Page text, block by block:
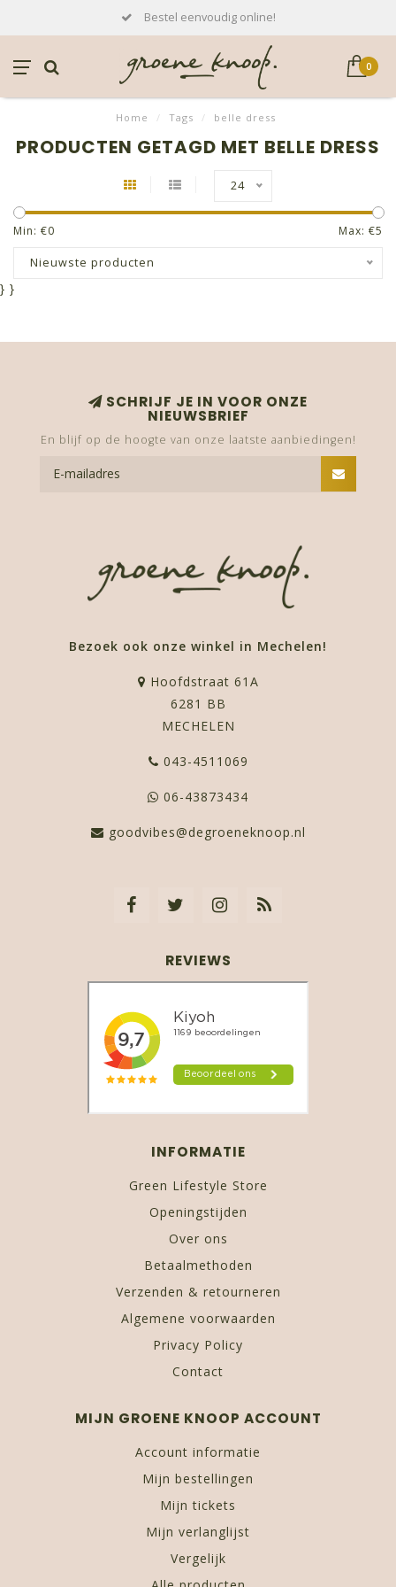
Bestel eenvoudig online!
0
Home / Tags / belle dress
PRODUCTEN GETAGD MET BELLE DRESS
24
Min: €0 Max: €5
Nieuwste producten
} }
SCHRIJF JE IN VOOR ONZE
NIEUWSBRIEF
En blijf op de hoogte van onze laatste aanbiedingen!
Bezoek ook onze winkel in Mechelen!
Hoofdstraat 61A
6281 BB
MECHELEN
043-4511069
06-43873434
goodvibes@degroeneknoop.nl
REVIEWS
INFORMATIE
Green Lifestyle Store
Openingstijden
Over ons
Betaalmethoden
Verzenden & retourneren
Algemene voorwaarden
Privacy Policy
Contact
MIJN GROENE KNOOP ACCOUNT
Account informatie
Mijn bestellingen
Mijn tickets
Mijn verlanglijst
Vergelijk